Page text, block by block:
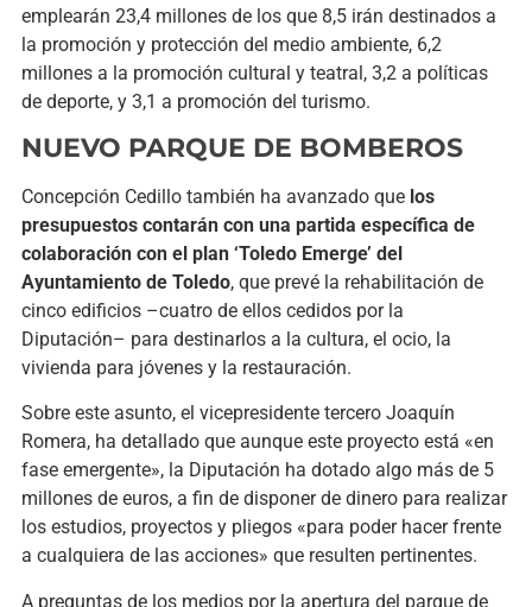
emplearán 23,4 millones de los que 8,5 irán destinados a
la promoción y protección del medio ambiente, 6,2
millones a la promoción cultural y teatral, 3,2 a políticas
de deporte, y 3,1 a promoción del turismo.
NUEVO PARQUE DE BOMBEROS
Concepción Cedillo también ha avanzado quelos
presupuestos contarán con una partida específica de
colaboración con el plan ‘Toledo Emerge’ del
Ayuntamiento de Toledo, que prevé la rehabilitación de
cinco edificios –cuatro de ellos cedidos por la
Diputación– para destinarlos a la cultura, el ocio, la
vivienda para jóvenes y la restauración.
Sobre este asunto, el vicepresidente tercero Joaquín
Romera, ha detallado que aunque este proyecto está «en
fase emergente», la Diputación ha dotado algo más de 5
millones de euros, a fin de disponer de dinero para realizar
los estudios, proyectos y pliegos «para poder hacer frente
a cualquiera de las acciones» que resulten pertinentes.
A preguntas de los medios por la apertura del parque de